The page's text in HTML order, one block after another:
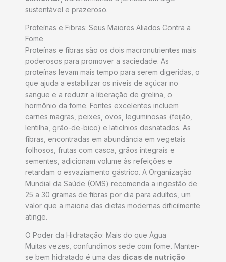
sustentável e prazeroso.
Proteínas e Fibras: Seus Maiores Aliados Contra a
Fome
Proteínas e fibras são os dois macronutrientes mais
poderosos para promover a saciedade. As
proteínas levam mais tempo para serem digeridas, o
que ajuda a estabilizar os níveis de açúcar no
sangue e a reduzir a liberação de grelina, o
hormônio da fome. Fontes excelentes incluem
carnes magras, peixes, ovos, leguminosas (feijão,
lentilha, grão-de-bico) e laticínios desnatados. As
fibras, encontradas em abundância em vegetais
folhosos, frutas com casca, grãos integrais e
sementes, adicionam volume às refeições e
retardam o esvaziamento gástrico. A Organização
Mundial da Saúde (OMS) recomenda a ingestão de
25 a 30 gramas de fibras por dia para adultos, um
valor que a maioria das dietas modernas dificilmente
atinge.
O Poder da Hidratação: Mais do que Água
Muitas vezes, confundimos sede com fome. Manter-
se bem hidratado é uma das dicas de nutrição